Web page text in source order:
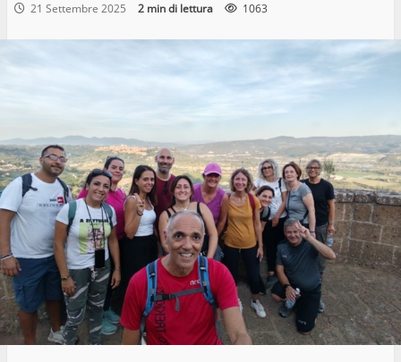
21 Settembre 2025 2 min di lettura 1063